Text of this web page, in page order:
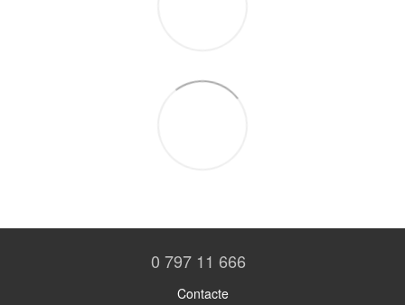
0 797 11 666
Contacte